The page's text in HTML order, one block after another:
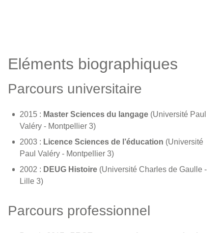
Eléments biographiques
Parcours universitaire
2015 : Master Sciences du langage (Université Paul
Valéry - Montpellier 3)
2003 : Licence Sciences de l’éducation (Université
Paul Valéry - Montpellier 3)
2002 : DEUG Histoire (Université Charles de Gaulle -
Lille 3)
Parcours professionnel